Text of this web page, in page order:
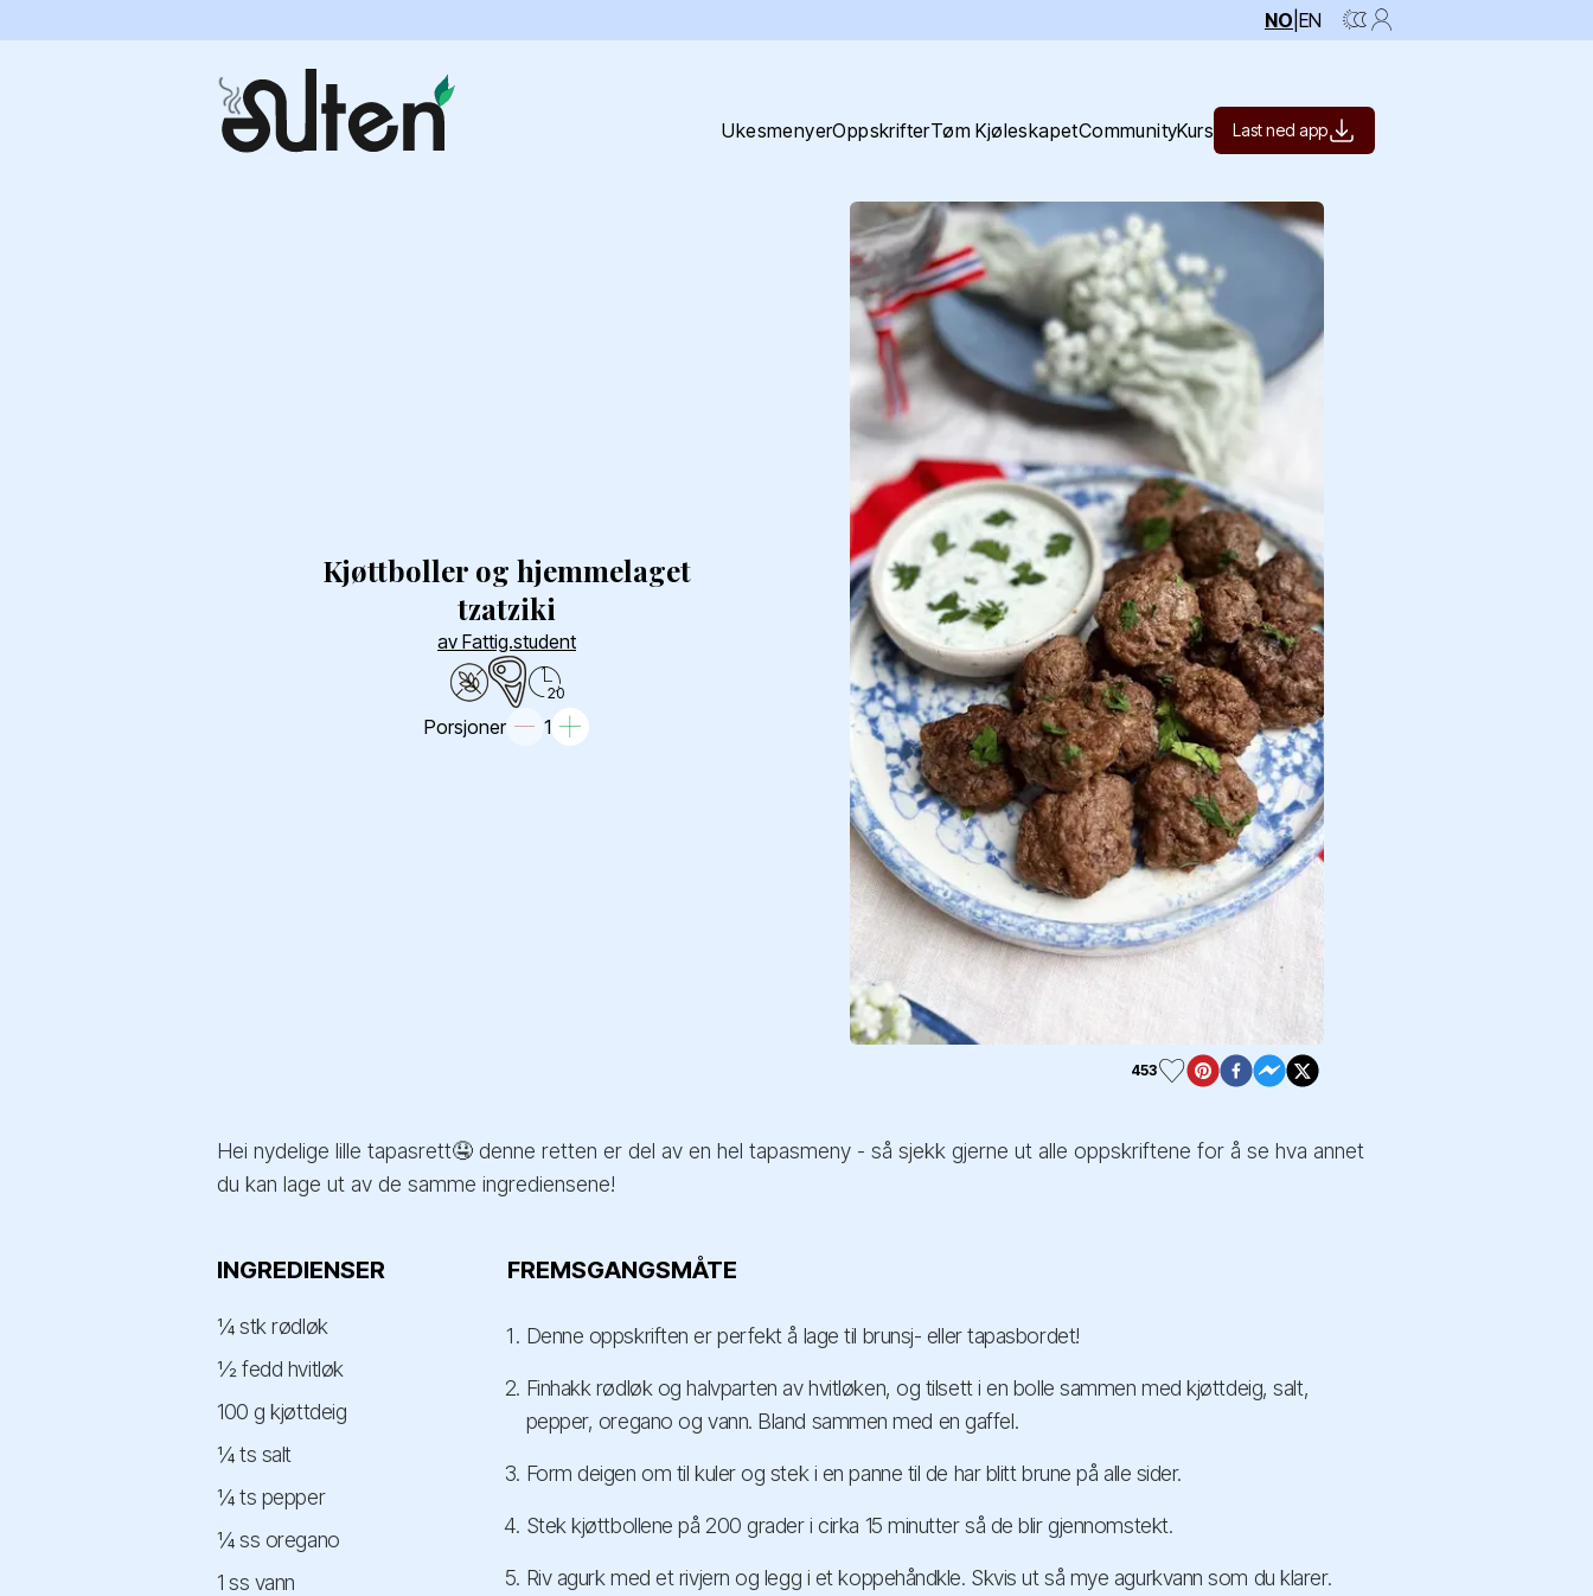
NO EN
UkesmenyerOppskrifterTøm KjøleskapetCommunityKurs Last ned app
Kjøttboller og hjemmelaget
tzatziki
av Fattig.student
20
Porsjoner 1
453
Hei nydelige lille tapasrett🤤 denne retten er del av en hel tapasmeny - så sjekk gjerne ut alle oppskriftene for å se hva annet
du kan lage ut av de samme ingrediensene!
INGREDIENSER
¼ stk rødløk
½ fedd hvitløk
100 g kjøttdeig
¼ ts salt
¼ ts pepper
¼ ss oregano
1 ss vann
FREMSGANGSMÅTE
Denne oppskriften er perfekt å lage til brunsj- eller tapasbordet!
Finhakk rødløk og halvparten av hvitløken, og tilsett i en bolle sammen med kjøttdeig, salt,
pepper, oregano og vann. Bland sammen med en gaffel.
Form deigen om til kuler og stek i en panne til de har blitt brune på alle sider.
Stek kjøttbollene på 200 grader i cirka 15 minutter så de blir gjennomstekt.
Riv agurk med et rivjern og legg i et koppehåndkle. Skvis ut så mye agurkvann som du klarer.